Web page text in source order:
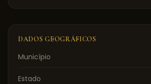
DADOS GEOGRÁFICOS
Município
Estado